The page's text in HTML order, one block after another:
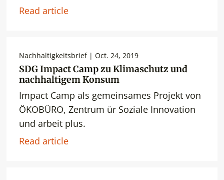
Read article
Nachhaltigkeitsbrief | Oct. 24, 2019
SDG Impact Camp zu Klimaschutz und
nachhaltigem Konsum
Impact Camp als gemeinsames Projekt von
ÖKOBÜRO, Zentrum ür Soziale Innovation
und arbeit plus.
Read article